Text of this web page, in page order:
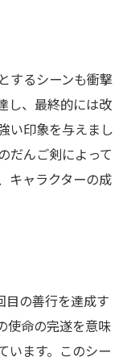
するシーンも衝撃
し、最終的には改
い印象を与えまし
だんご剣によって
キャラクターの成
目の善行を達成す
使命の完遂を意味
ます。 このシー